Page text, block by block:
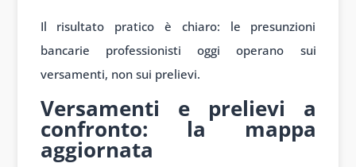
Il risultato pratico è chiaro: le presunzioni
bancarie professionisti oggi operano sui
versamenti, non sui prelievi.
Versamenti e prelievi a
confronto: la mappa
aggiornata